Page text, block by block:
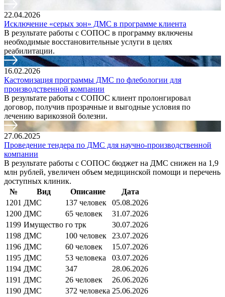
22.04.2026
Исключение «серых зон» ДМС в программе клиента
В результате работы с СОПОС в программу включены
необходимые восстановительные услуги в целях
реабилитации.
16.02.2026
Кастомизация программы ДМС по флебологии для
производственной компании
В результате работы с СОПОС клиент пролонгировал
договор, получив прозрачные и выгодные условия по
лечению варикозной болезни.
27.06.2025
Проведение тендера по ДМС для научно-производственной
компании
В результате работы с СОПОС бюджет на ДМС снижен на 1,9
млн рублей, увеличен объем медицинской помощи и перечень
доступных клиник.
№
Вид Описание
Дата
1201 ДМС 137 человек 05.08.2026
1200 ДМС 65 человек 31.07.2026
1199 Имущество го трк 30.07.2026
1198 ДМС 100 человек 23.07.2026
1196 ДМС 60 человек 15.07.2026
1195 ДМС 53 человека 03.07.2026
1194 ДМС 347 28.06.2026
1191 ДМС 26 человек 26.06.2026
1190 ДМС 372 человека 25.06.2026